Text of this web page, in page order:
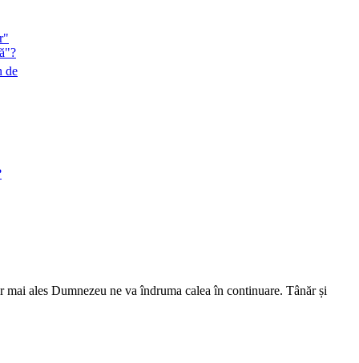
de
ales Dumnezeu ne va îndruma calea în continuare. Tânăr și